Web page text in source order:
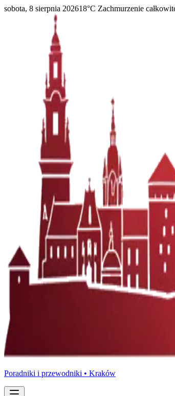
sobota, 8 sierpnia 202618°C Zachmurzenie
Poradniki i przewodniki • Kraków